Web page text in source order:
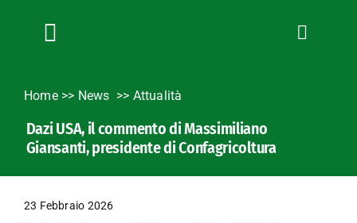
Toggle
News
Home>> News Attualità
Dazi USA, il commento di Massimiliano
Giansanti, presidente di Confagricoltura
23 Febbraio 2026